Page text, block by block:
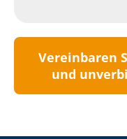
Vereinbaren
und